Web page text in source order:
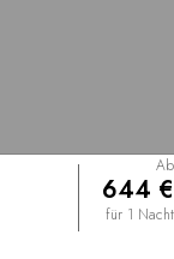
Ab
644 €
für 1 Nacht